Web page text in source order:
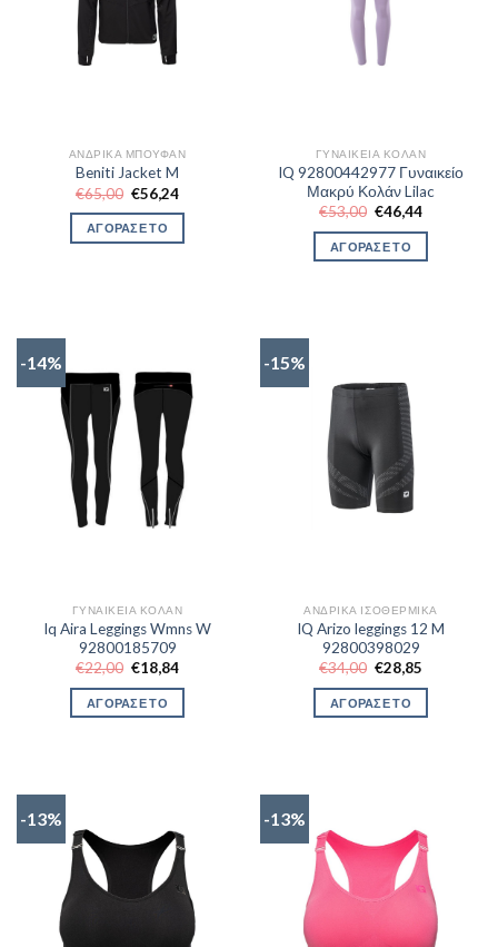
ΑΝΔΡΙΚΆ ΜΠΟΥΦΆΝ
Beniti Jacket M
€65,00 Original
price
was:
€65,00.
€56,24Η
τιμή
€56,24.
ΑΓΟΡΑΣΕ ΤΟ
ΓΥΝΑΙΚΕΊΑ ΚΟΛΆΝ
IQ 92800442977 Γυναικείο
Μακρύ Κολάν Lilac
€53,00 Original
price
was:
€53,00.
€46,44Η
τιμή
ΑΓΟΡΑΣΕ ΤΟ
-14%
ΓΥΝΑΙΚΕΊΑ ΚΟΛΆΝ
Iq Aira Leggings Wmns W
92800185709
€22,00 Original
price
was:
€22,00.
€18,84Η
τιμή
ΑΓΟΡΑΣΕ ΤΟ
-15%
ΑΝΔΡΙΚΆ ΙΣΟΘΕΡΜΙΚΆ
IQ Arizo leggings 12 M
92800398029
€34,00 Original
price
was:
€34,00.
€28,85
τιμή
ΑΓΟΡΑΣΕ ΤΟ
-13% -13%